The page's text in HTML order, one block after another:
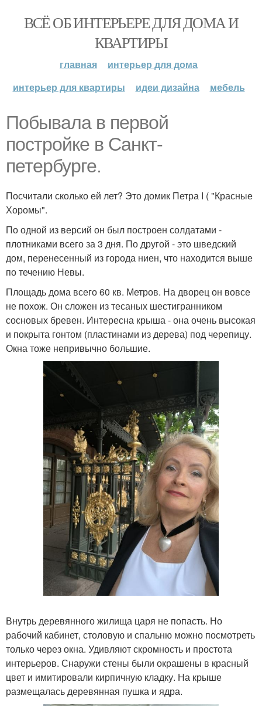
ВСЁ ОБ ИНТЕРЬЕРЕ ДЛЯ ДОМА И
КВАРТИРЫ
главная
интерьер для дома
интерьер для квартиры
идеи дизайна мебель
Побывала в первой
постройке в Санкт-
петербурге.
Посчитали сколько ей лет? Это домик Петра I ( "Красные
Хоромы".
По одной из версий он был построен солдатами -
плотниками всего за 3 дня. По другой - это шведский
дом, перенесенный из города ниен, что находится выше
по течению Невы.
Площадь дома всего 60 кв. Метров. На дворец он вовсе
не похож. Он сложен из тесаных шестигранником
сосновых бревен. Интересна крыша - она очень высокая
и покрыта гонтом (пластинами из дерева) под черепицу.
Окна тоже непривычно большие.
Внутрь деревянного жилища царя не попасть. Но
рабочий кабинет, столовую и спальню можно посмотреть
только через окна. Удивляют скромность и простота
интерьеров. Снаружи стены были окрашены в красный
цвет и имитировали кирпичную кладку. На крыше
размещалась деревянная пушка и ядра.